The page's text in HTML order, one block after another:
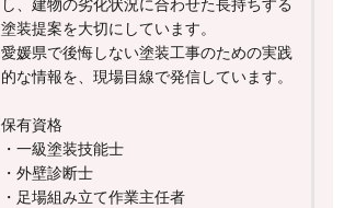
し、建物の劣化状況に合わせた長持ちする
塗装提案を大切にしています。
愛媛県で後悔しない塗装工事のための実践
的な情報を、現場目線で発信しています。
保有資格
・一級塗装技能士
・外壁診断士
・足場組み立て作業主任者